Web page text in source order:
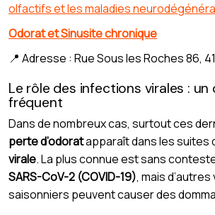
olfactifs et les maladies
Odorat et Sinusite chronique
📍 Adresse : Rue Sous les Roches 86,
Le rôle des infections virales : un
fréquent
Dans de nombreux cas, surtout ces
perte d’odoratapparaît dans les suites
virale. La plus connue est sans
SARS-CoV-2 (COVID-19), mais
saisonniers peuvent causer des